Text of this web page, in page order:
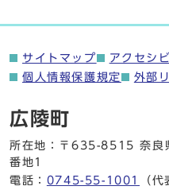
サイトマップ アクセシ
個人情報保護規定
外部
広陵町
所在地：〒635-8515 奈良
番地1
電話： 0745-55-1001
（代